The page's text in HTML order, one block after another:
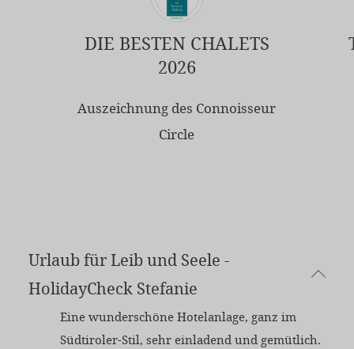
DIE BESTEN CHALETS
2026
Auszeichnung des Connoisseur
Circle
Urlaub für Leib und Seele -
HolidayCheck Stefanie
Eine wunderschöne Hotelanlage, ganz im
Südtiroler-Stil, sehr einladend und gemütlich.